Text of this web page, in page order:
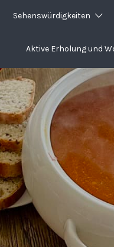
Sehenswürdigkeiten
Aktive Erholung und